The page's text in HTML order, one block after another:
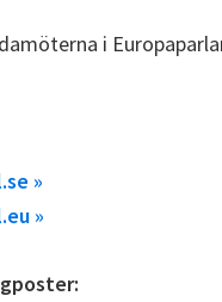
i
»
»